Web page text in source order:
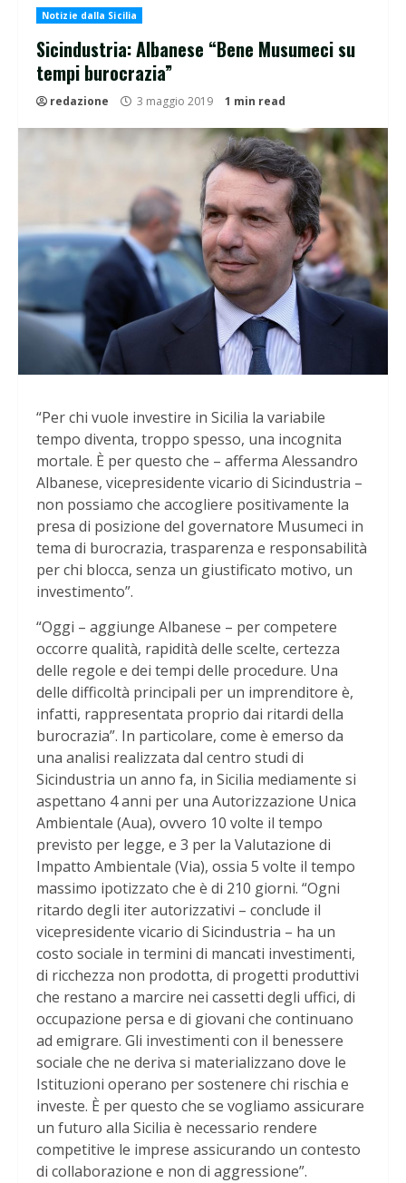
Notizie dalla Sicilia
Sicindustria: Albanese “Bene Musumeci su
tempi burocrazia”
redazione 3 maggio 2019 1 min read
“Per chi vuole investire in Sicilia la variabile
tempo diventa, troppo spesso, una incognita
mortale. È per questo che – afferma Alessandro
Albanese, vicepresidente vicario di Sicindustria –
non possiamo che accogliere positivamente la
presa di posizione del governatore Musumeci in
tema di burocrazia, trasparenza e responsabilità
per chi blocca, senza un giustificato motivo, un
investimento”.
“Oggi – aggiunge Albanese – per competere
occorre qualità, rapidità delle scelte, certezza
delle regole e dei tempi delle procedure. Una
delle difficoltà principali per un imprenditore è,
infatti, rappresentata proprio dai ritardi della
burocrazia”. In particolare, come è emerso da
una analisi realizzata dal centro studi di
Sicindustria un anno fa, in Sicilia mediamente si
aspettano 4 anni per una Autorizzazione Unica
Ambientale (Aua), ovvero 10 volte il tempo
previsto per legge, e 3 per la Valutazione di
Impatto Ambientale (Via), ossia 5 volte il tempo
massimo ipotizzato che è di 210 giorni. “Ogni
ritardo degli iter autorizzativi – conclude il
vicepresidente vicario di Sicindustria – ha un
costo sociale in termini di mancati investimenti,
di ricchezza non prodotta, di progetti produttivi
che restano a marcire nei cassetti degli uffici, di
occupazione persa e di giovani che continuano
ad emigrare. Gli investimenti con il benessere
sociale che ne deriva si materializzano dove le
Istituzioni operano per sostenere chi rischia e
investe. È per questo che se vogliamo assicurare
un futuro alla Sicilia è necessario rendere
competitive le imprese assicurando un contesto
di collaborazione e non di aggressione”.